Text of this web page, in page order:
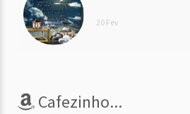
20 Fev
Cafezinho...